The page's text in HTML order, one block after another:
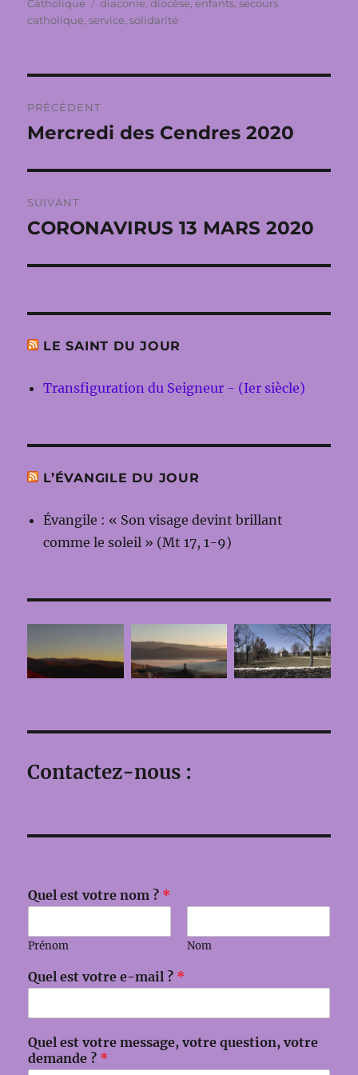
le
Catholique Étiquettes
diaconie,diocèse,enfants,secours
catholique,service,solidarité
de
PRÉCÉDENT
Publication
Mercredi des Cendres 2020
SUIVANT
Publication
CORONAVIRUS 13 MARS 2020
LE SAINT DU JOUR
Transfiguration du Seigneur - (Ier siècle)
L’ÉVANGILE DU JOUR
Évangile : « Son visage devint brillant
comme le soleil » (Mt 17, 1-9)
Contactez-nous :
m
e
s
a
e
v
t
r
Quel est votre nom ? *
Prénom Nom
Quel est votre e-mail ? *
Quel est votre message, votre question, votre
demande ? *